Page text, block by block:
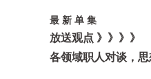
最 新 单 集
放送观点 》》》》
各领域职人对谈，思